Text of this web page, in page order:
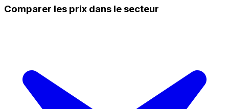
Comparer les prix dans le secteur